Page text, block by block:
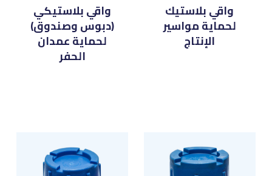
واقي بلاستيك
لحماية مواسير
الإنتاج
واقي بلاستيكي
(دبوس وصندوق)
لحماية عمدان
الحفر